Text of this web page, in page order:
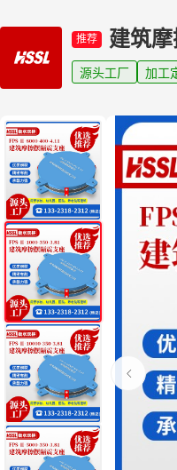
推荐 建筑
源头工厂 加工